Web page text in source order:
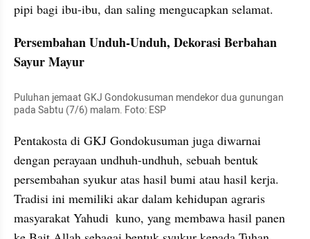
pipi bagi ibu-ibu, dan saling mengucapkan selamat.
Persembahan Unduh-Unduh, Dekorasi Berbahan
Sayur Mayur
Puluhan jemaat GKJ Gondokusuman mendekor dua gunungan
pada Sabtu (7/6) malam. Foto: ESP
Pentakosta di GKJ Gondokusuman juga diwarnai
dengan perayaan undhuh-undhuh, sebuah bentuk
persembahan syukur atas hasil bumi atau hasil kerja.
Tradisi ini memiliki akar dalam kehidupan agraris
masyarakat Yahudi  kuno, yang membawa hasil panen